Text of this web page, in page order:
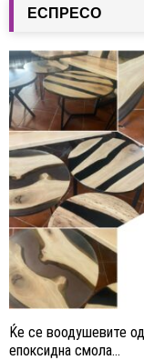
ЕСПРЕСО
Ќе се воодушевите
епоксидна смола...